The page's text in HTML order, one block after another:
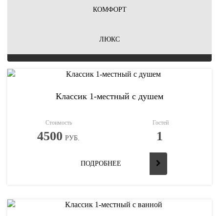
КОМФОРТ
ЛЮКС
Классик 1-местный с душем
Стоимость
4500 РУБ.
Гостей
1
ПОДРОБНЕЕ